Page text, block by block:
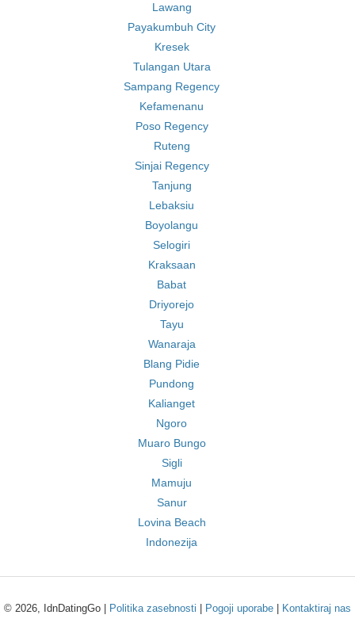
Lawang
Payakumbuh City
Kresek
Tulangan Utara
Sampang Regency
Kefamenanu
Poso Regency
Ruteng
Sinjai Regency
Tanjung
Lebaksiu
Boyolangu
Selogiri
Kraksaan
Babat
Driyorejo
Tayu
Wanaraja
Blang Pidie
Pundong
Kalianget
Ngoro
Muaro Bungo
Sigli
Mamuju
Sanur
Lovina Beach
Indonezija
© 2026, IdnDatingGo | Politika zasebnosti Pogoji uporabe Kontaktiraj nas